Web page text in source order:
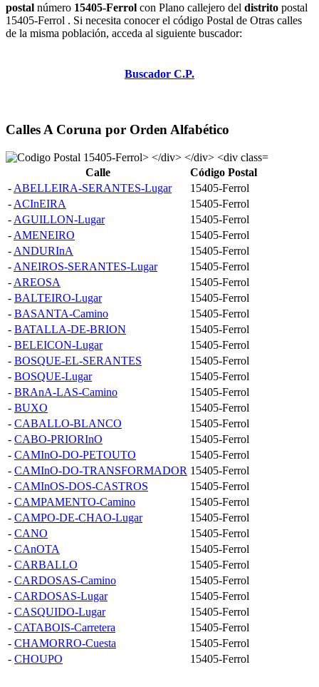
postal número 15405-Ferrol con Plano callejero del distrito postal
15405-Ferrol . Si necesita conocer el código Postal de Otras calles
de la misma población, acceda al siguiente buscador:
Buscador C.P.
Calles A Coruna por Orden Alfabético
Calle
Código Postal
- ABELLEIRA-SERANTES-Lugar
15405-Ferrol
- ACInEIRA
15405-Ferrol
- AGUILLON-Lugar
15405-Ferrol
- AMENEIRO
15405-Ferrol
- ANDURInA
15405-Ferrol
- ANEIROS-SERANTES-Lugar
15405-Ferrol
- AREOSA
15405-Ferrol
- BALTEIRO-Lugar
15405-Ferrol
- BASANTA-Camino
15405-Ferrol
- BATALLA-DE-BRION
15405-Ferrol
- BELEICON-Lugar
15405-Ferrol
- BOSQUE-EL-SERANTES
15405-Ferrol
- BOSQUE-Lugar
15405-Ferrol
- BRAnA-LAS-Camino
15405-Ferrol
- BUXO
15405-Ferrol
- CABALLO-BLANCO
15405-Ferrol
- CABO-PRIORInO
15405-Ferrol
- CAMInO-DO-PETOUTO
15405-Ferrol
- CAMInO-DO-TRANSFORMADOR 15405-Ferrol
- CAMInOS-DOS-CASTROS
15405-Ferrol
- CAMPAMENTO-Camino
15405-Ferrol
- CAMPO-DE-CHAO-Lugar
15405-Ferrol
- CANO
15405-Ferrol
- CAnOTA
15405-Ferrol
- CARBALLO
15405-Ferrol
- CARDOSAS-Camino
15405-Ferrol
- CARDOSAS-Lugar
15405-Ferrol
- CASQUIDO-Lugar
15405-Ferrol
- CATABOIS-Carretera
15405-Ferrol
- CHAMORRO-Cuesta
15405-Ferrol
- CHOUPO 15405-Ferrol